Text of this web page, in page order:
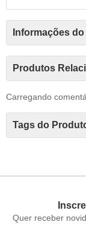
Informações
Produtos
Carregando
Tags do
Quer receber